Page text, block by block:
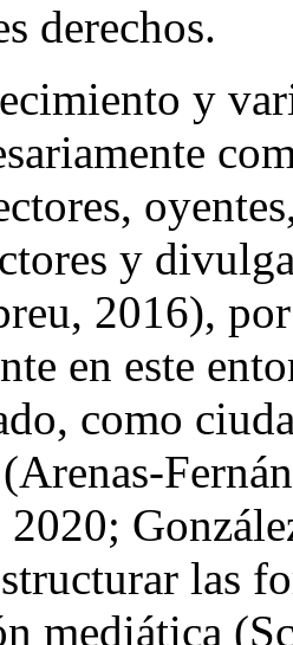
derechos.
y
y
2016),
en este
como
(Arenas-
las
mediática